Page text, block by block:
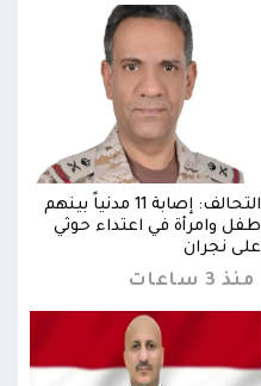
التحالف: إصابة 11 مدنياً بينهم
طفل وامرأة في اعتداء حوثي
على نجران
منذ 3 ساعات